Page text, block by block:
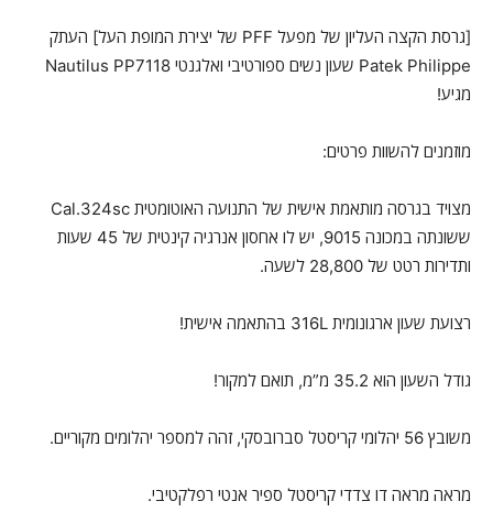
[גרסת הקצה העליון של מפעל PFF של יצירת המופת העל] העתק
Patek Philippe שעון נשים ספורטיבי ואלגנטי Nautilus PP7118
מגיע!
מוזמנים להשוות פרטים:
מצויד בגרסה מותאמת אישית של התנועה האוטומטית Cal.324sc
ששונתה במכונה 9015, יש לו אחסון אנרגיה קינטית של 45 שעות
ותדירות רטט של 28,800 לשעה.
רצועת שעון ארגונומית 316L בהתאמה אישית!
גודל השעון הוא 35.2 מ”מ, תואם למקור!
משובץ 56 יהלומי קריסטל סברובסקי, זהה למספר יהלומים מקוריים.
מראה מראה דו צדדי קריסטל ספיר אנטי רפלקטיבי.